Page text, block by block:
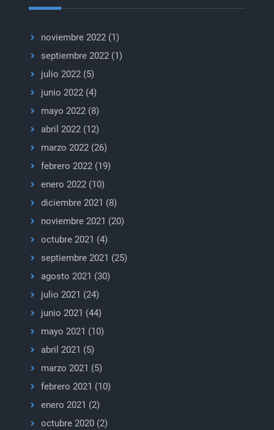
paz
noviembre 2022(1)
septiembre 2022(1)
julio 2022(5)
junio 2022(4)
mayo 2022(8)
abril 2022(12)
marzo 2022(26)
febrero 2022(19)
enero 2022(10)
diciembre 2021 (8)
noviembre 2021 (20)
octubre 2021 (4)
septiembre 2021 (25)
agosto 2021 (30)
julio 2021 (24)
junio 2021 (44)
mayo 2021 (10)
abril 2021 (5)
marzo 2021 (5)
febrero 2021 (10)
enero 2021 (2)
octubre 2020(2)